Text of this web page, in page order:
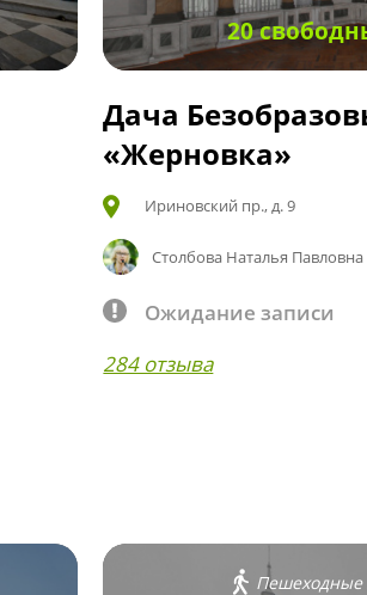
20
Дача
«Жерновка»
Ириновский пр., д. 9
Столбова Наталья Павловна
Ожидание записи
284 отзыва
Пешеходные